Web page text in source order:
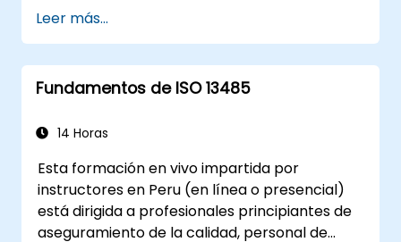
identificación y mitigación de riesgos de
seguridad de la información, y el desarrollo de
estrategias de seguridad efectivas adaptadas
a las necesidades específicas de la
Leer más...
Fundamentos de ISO 13485
14 Horas
Esta formación en vivo impartida por
instructores en Peru (en línea o presencial)
está dirigida a profesionales principiantes de
aseguramiento de la calidad, personal de